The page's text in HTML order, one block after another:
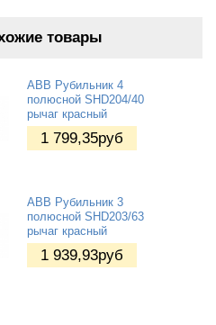
товары
ABB Рубильник 4
полюсной SHD204/40
рычаг красный
1 799,35руб
ABB Рубильник 3
полюсной SHD203/63
рычаг красный
1 939,93руб